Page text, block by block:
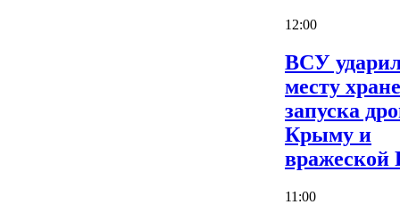
12:00
ВСУ
месту
запуска
Крыму и
вражеской
11:00